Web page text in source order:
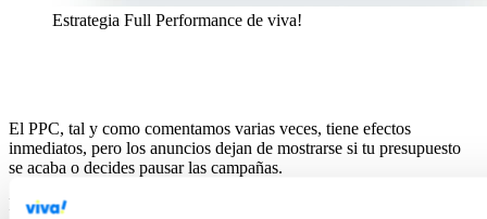
Estrategia Full Performance de viva!
El PPC, tal y como comentamos varias veces, tiene efectos
inmediatos, pero los anuncios dejan de mostrarse si tu presupuesto
se acaba o decides pausar las campañas.
Por otro lado, el